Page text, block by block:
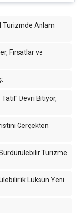
Turizmde Anlam
Fırsatlar ve
Devri Bitiyor,
Gerçekten
Turizme
Lüksün Yeni